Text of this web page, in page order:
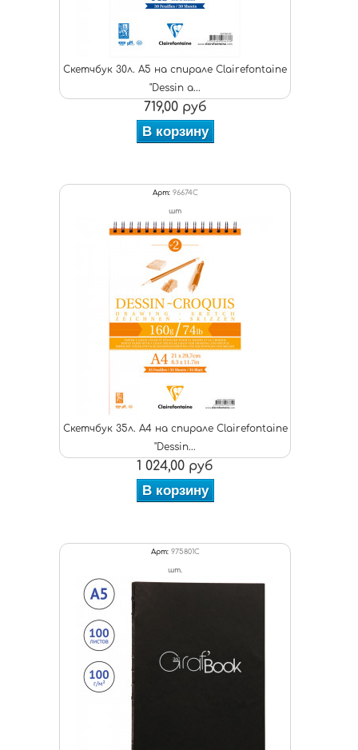
Скетчбук 30л. А5 на спирале Clairefontaine
"Dessin a...
719,00 руб
В корзину
Арт: 96674C
шт
Скетчбук 35л. А4 на спирале Clairefontaine
"Dessin...
1 024,00 руб
В корзину
Арт: 975801C
шт.